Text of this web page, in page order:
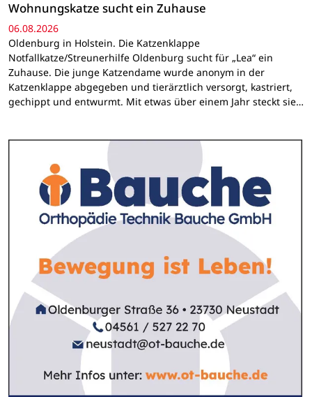
Wohnungskatze sucht ein Zuhause
06.08.2026
Oldenburg in Holstein. Die Katzenklappe
Notfallkatze/Streunerhilfe Oldenburg sucht für „Lea“ ein
Zuhause. Die junge Katzendame wurde anonym in der
Katzenklappe abgegeben und tierärztlich versorgt, kastriert,
gechippt und entwurmt. Mit etwas über einem Jahr steckt sie…